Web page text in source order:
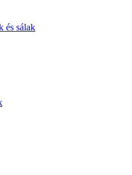
és sálak